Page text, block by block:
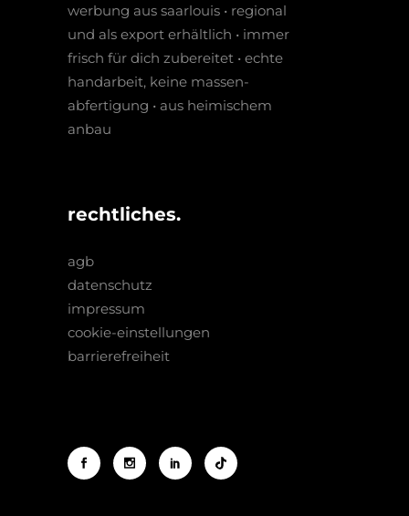
werbung aus saarlouis • regio­nal
und als export erhältlich • immer
frisch für dich zubereitet • echte
hand­arbeit, keine massen­­
abfertigung • aus heimischem
anbau
rechtliches.
agb
datenschutz
impressum
cookie-einstellungen
barrierefreiheit